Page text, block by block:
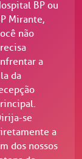
BP ou
Mirante,
não
a
da
se
a
dos nossos